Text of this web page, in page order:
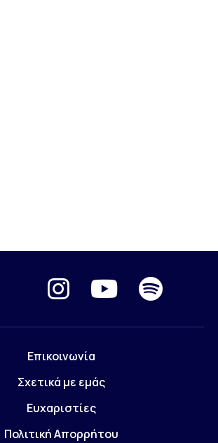
Επικοινωνία
Σχετικά με εμάς
Ευχαριστίες
Πολιτική Απορρήτου